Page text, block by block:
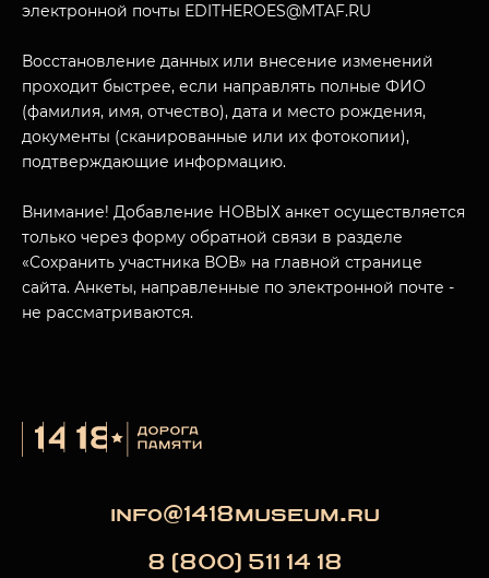
электронной почты EDITHEROES@MTAF.RU
Восстановление данных или внесение изменений
проходит быстрее, если направлять полные ФИО
(фамилия, имя, отчество), дата и место рождения,
документы (сканированные или их фотокопии),
подтверждающие информацию.
Внимание! Добавление НОВЫХ анкет осуществляется
только через форму обратной связи в разделе
«Сохранить участника ВОВ» на главной странице
сайта. Анкеты, направленные по электронной почте -
не рассматриваются.
info@1418museum.ru
8 (800) 511 14 18